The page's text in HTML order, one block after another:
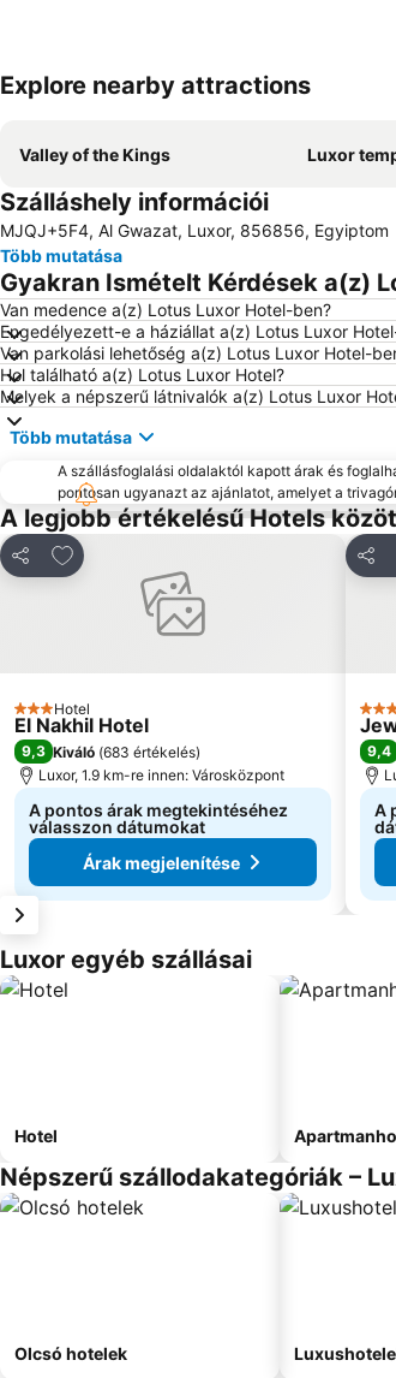
Explore nearby attractions
Valley of the Kings Luxor
Szálláshely információi
MJQJ+5F4, Al Gwazat, Luxor, 856856, Egyiptom
Több mutatása
Gyakran Ismételt Kérdések a(z)
Van medence a(z) Lotus Luxor Hotel-ben?
Engedélyezett-e a háziállat a(z) Lotus Luxor
Van parkolási lehetőség a(z) Lotus Luxor Hotel-
Hol található a(z) Lotus Luxor Hotel?
Melyek a népszerű látnivalók a(z) Lotus Luxor
Több mutatása
A szállásfoglalási oldalaktól kapott árak és
pontosan ugyanazt az ajánlatot, amelyet a
A legjobb értékelésű Hotels
Megosztás
Hozzáadás a kedvencekhez
3 Kategória
Hotel
El Nakhil Hotel
9,3 Kiváló (683 értékelés)
Luxor, 1.9 km-re innen: Városközpont
A pontos árak megtekintéséhez
válasszon dátumokat
Árak megjelenítése
3
9,4
A
Luxor egyéb szállásai
Hotel
Népszerű szállodakategóriák –
Olcsó hotelek